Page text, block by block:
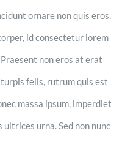
ornare non quis eros.
id consectetur lorem
non eros at erat
felis, rutrum quis est
massa ipsum, imperdiet
urna. Sed non nunc